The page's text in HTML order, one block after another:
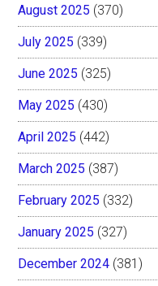
August 2025 (370)
July 2025 (339)
June 2025 (325)
May 2025 (430)
April 2025 (442)
March 2025 (387)
February 2025 (332)
January 2025 (327)
December 2024 (381)